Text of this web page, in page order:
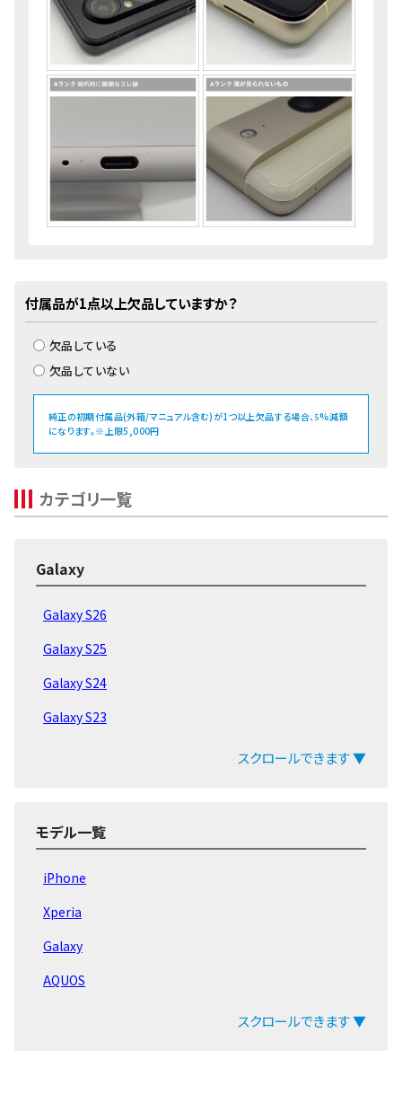
付属品が1点以上欠品していますか？
欠品している
欠品していない
純正の初期付属品(外箱/マニュアル含む)が1つ以上欠品する場合、 5%減額
になります。※上限5,000円
カテゴリ一覧
Galaxy
Galaxy S26
Galaxy S25
Galaxy S24
Galaxy S23
Galaxy Z Flip
Galaxy Z Fold
Galaxy Note20
Galaxy Note10
Galaxy Note9
スクロールできます ▼
モデル一覧
iPhone
Xperia
Galaxy
AQUOS
スクロールできます ▼